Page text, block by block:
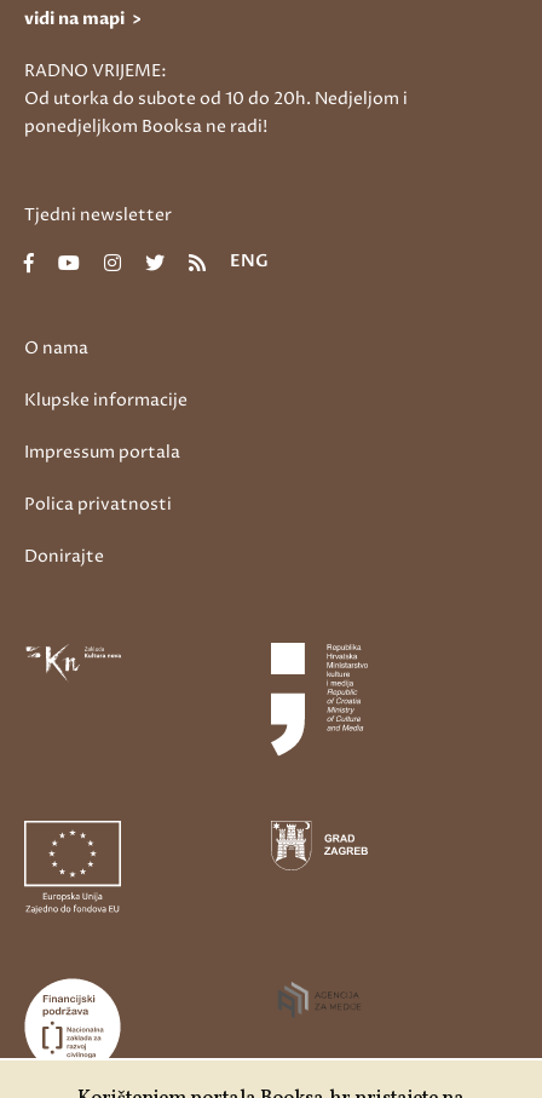
O nama
Klupske informacije
Impressum portala
Polica privatnosti
Donirajte
vidi na mapi >
RADNO VRIJEME:
Od utorka do subote od 10 do 20h. Nedjeljom i
ponedjeljkom Booksa ne radi!
Tjedni newsletter
ENG